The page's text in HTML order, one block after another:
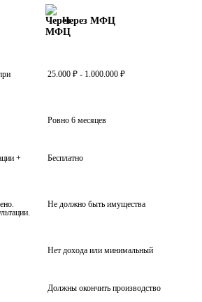
Через МФЦ
25.000 ₽ - 1.000.000 ₽
Ровно 6 месяцев
+
Бесплатно
Не должно быть имущества
Нет дохода или минимальный
Должны окончить производство